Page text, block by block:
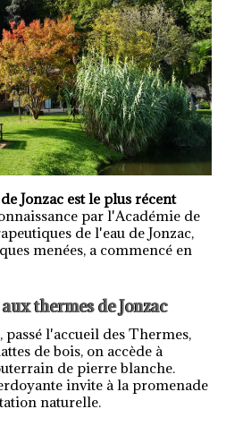
par l'Académie de
de l'eau de Jonzac,
menées, a commencé en
thermes de Jonzac
de bois, on accède à
de pierre blanche.
invite à la promenade
naturelle.